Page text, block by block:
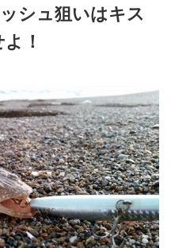
シュ狙いはキス
！